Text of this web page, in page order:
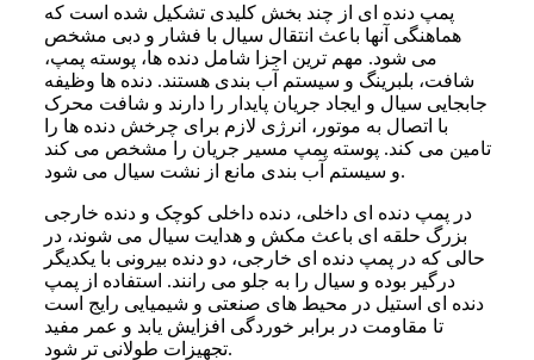
پمپ دنده ای از چند بخش کلیدی تشکیل شده است که
هماهنگی آنها باعث انتقال سیال با فشار و دبی مشخص
می شود. مهم ترین اجزا شامل دنده ها، پوسته پمپ،
شافت، بلبرینگ و سیستم آب بندی هستند. دنده ها وظیفه
جابجایی سیال و ایجاد جریان پایدار را دارند و شافت محرک
با اتصال به موتور، انرژی لازم برای چرخش دنده ها را
تامین می کند. پوسته پمپ مسیر جریان را مشخص می کند
و سیستم آب بندی مانع از نشت سیال می شود.
در پمپ دنده ای داخلی، دنده داخلی کوچک و دنده خارجی
بزرگ حلقه ای باعث مکش و هدایت سیال می شوند، در
حالی که در پمپ دنده ای خارجی، دو دنده بیرونی با یکدیگر
درگیر بوده و سیال را به جلو می رانند. استفاده از پمپ
دنده ای استیل در محیط های صنعتی و شیمیایی رایج است
تا مقاومت در برابر خوردگی افزایش یابد و عمر مفید
تجهیزات طولانی تر شود.